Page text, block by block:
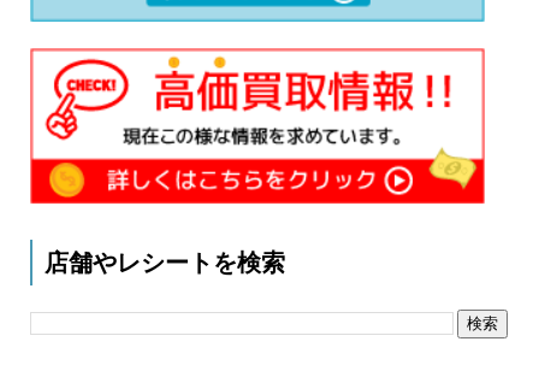
店舗やレシートを検索